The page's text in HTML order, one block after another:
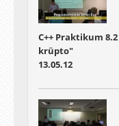
C++ Praktikum
krüpto"
13.05.12